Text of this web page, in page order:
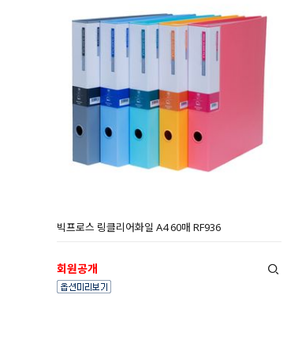
빅프로스 링클리어화일 A4 60매 RF936
회원공개